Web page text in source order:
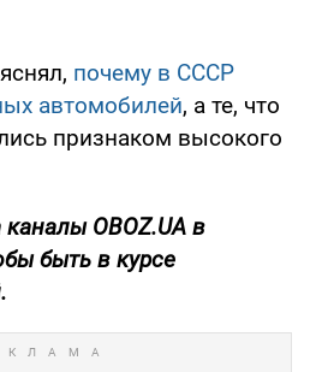
почему в СССР
автомобилей, а те, что
признаком высокого
OBOZ.UA в
быть в курсе